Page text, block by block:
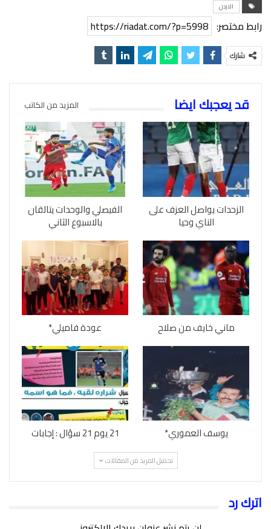
الاردن
رابط مختصر: https://riadat.com/?p=5998
شارك
قد يعجبك ايضا المزيد من الكاتب
الزحدات يواصل العزف على
الناي وحيا
الفيصلي والوحدات يتالقان
بالاسبوع الثاني
ماني خايف من صلاح عودة فاميلي*
يوسف العموري* 21 يوم 21 سؤال : إجابات
تحميل المزيد من المقالات
اترك رد